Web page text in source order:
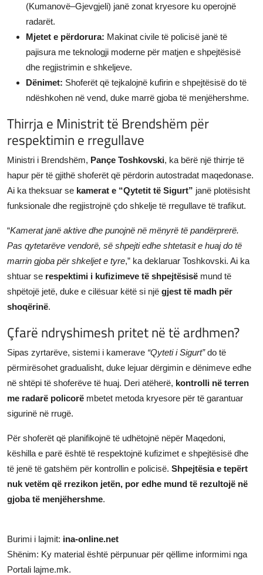
(Kumanovë–Gjevgjeli) janë zonat kryesore ku operojnë
radarët.
Mjetet e përdorura: Makinat civile të policisë janë të
pajisura me teknologji moderne për matjen e shpejtësisë
dhe regjistrimin e shkeljeve.
Dënimet: Shoferët që tejkalojnë kufirin e shpejtësisë do të
ndëshkohen në vend, duke marrë gjoba të menjëhershme.
Thirrja e Ministrit të Brendshëm për
respektimin e rregullave
Ministri i Brendshëm, Pançe Toshkovski, ka bërë një thirrje të
hapur për të gjithë shoferët që përdorin autostradat maqedonase.
Ai ka theksuar se kamerat e “Qytetit të Sigurt” janë plotësisht
funksionale dhe regjistrojnë çdo shkelje të rregullave të trafikut.
“Kamerat janë aktive dhe punojnë në mënyrë të pandërprerë.
Pas qytetarëve vendorë, së shpejti edhe shtetasit e huaj do të
marrin gjoba për shkeljet e tyre,” ka deklaruar Toshkovski. Ai ka
shtuar se respektimi i kufizimeve të shpejtësisë mund të
shpëtojë jetë, duke e cilësuar këtë si një gjest të madh për
shoqërinë.
Çfarë ndryshimesh pritet në të ardhmen?
Sipas zyrtarëve, sistemi i kamerave “Qyteti i Sigurt”do të
përmirësohet gradualisht, duke lejuar dërgimin e dënimeve edhe
në shtëpi të shoferëve të huaj. Deri atëherë, kontrolli në terren
me radarë policorë mbetet metoda kryesore për të garantuar
sigurinë në rrugë.
Për shoferët që planifikojnë të udhëtojnë nëpër Maqedoni,
këshilla e parë është të respektojnë kufizimet e shpejtësisë dhe
të jenë të gatshëm për kontrollin e policisë. Shpejtësia e tepërt
nuk vetëm që rrezikon jetën, por edhe mund të rezultojë në
gjoba të menjëhershme.
Burimi i lajmit: ina-online.net
Shënim: Ky material është përpunuar për qëllime informimi nga
Portali lajme.mk.